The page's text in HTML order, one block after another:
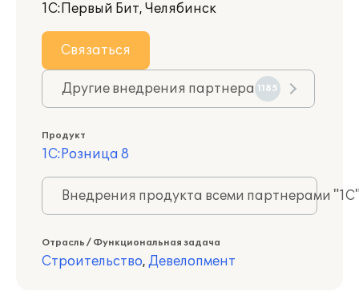
1С:Первый Бит, Челябинск
Связаться
Другие внедрения партнера 1185
Продукт
1С:Розница 8
Внедрения продукта всеми партнерами
Отрасль / Функциональная задача
Строительство, Девелопмент